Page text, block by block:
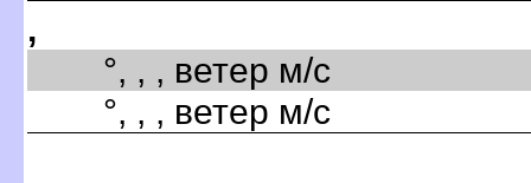
,
°, , , ветер м/с
°, , , ветер м/с